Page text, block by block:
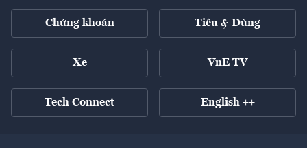
Chứng khoán Tiêu & Dùng
Xe VnE TV
Tech Connect English ++